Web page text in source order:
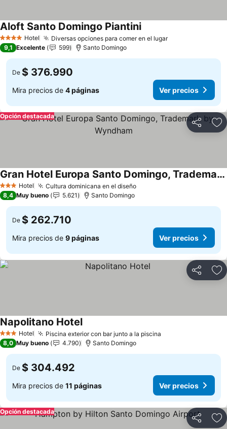
4 EstrellasHotel Diversas opciones para comer en el lugarVer precios
Aloft Santo Domingo PiantiniVer precios
9,1 Excelente 599 Santo Domingo
De $ 376.990
Mira precios de 4 páginas Ver precios
Compartir
Opción destacada
3 Estrellas
Hotel Cultura dominicana en el diseñoVer precios
Gran Hotel Europa Santo Domingo, Trademark by Wyndham
Ver precios
8,4 Muy bueno 5.621 Santo Domingo
De $ 262.710
Mira precios de 9 páginas Ver precios
Compartir
3 Estrellas
Hotel Piscina exterior con bar junto a la piscina
Napolitano HotelVer precios
8,0 Muy bueno 4.790 Santo Domingo
De $ 304.492
Mira precios de 11 páginas Ver precios
Compartir
Opción destacada